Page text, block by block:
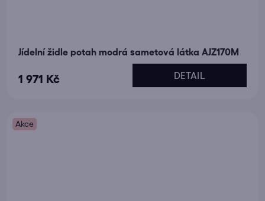
Jídelní židle potah modrá sametová látka AJZ170M
1 971 Kč DETAIL
Akce